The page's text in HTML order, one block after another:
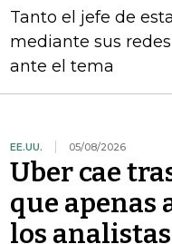
Tanto el jefe de
mediante sus
ante el tema
EE.UU. 05/08/2026
Uber cae
que apenas
los analistas